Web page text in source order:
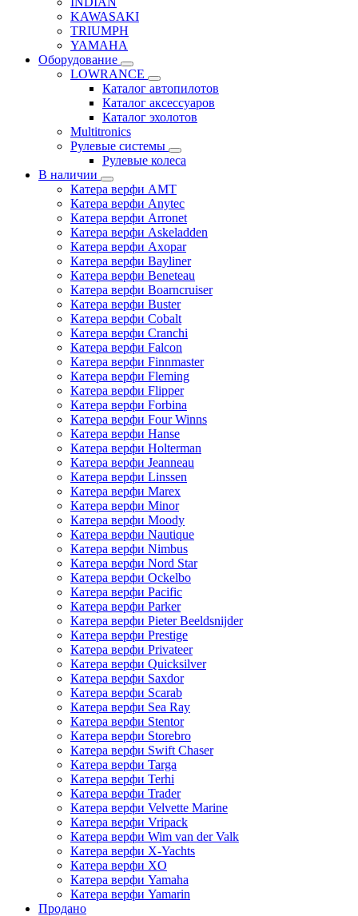
KAWASAKI
TRIUMPH
YAMAHA
Оборудование
LOWRANCE
Каталог автопилотов
Каталог аксессуаров
Каталог эхолотов
Multitronics
Рулевые системы
Рулевые колеса
В наличии
Катера верфи AMT
Катера верфи Anytec
Катера верфи Arronet
Катера верфи Askeladden
Катера верфи Axopar
Катера верфи Bayliner
Катера верфи Beneteau
Катера верфи Boarncruiser
Катера верфи Buster
Катера верфи Cobalt
Катера верфи Cranchi
Катера верфи Falcon
Катера верфи Finnmaster
Катера верфи Fleming
Катера верфи Flipper
Катера верфи Forbina
Катера верфи Four Winns
Катера верфи Hanse
Катера верфи Holterman
Катера верфи Jeanneau
Катера верфи Linssen
Катера верфи Marex
Катера верфи Minor
Катера верфи Moody
Катера верфи Nautique
Катера верфи Nimbus
Катера верфи Nord Star
Катера верфи Ockelbo
Катера верфи Pacific
Катера верфи Parker
Катера верфи Pieter Beeldsnijder
Катера верфи Prestige
Катера верфи Privateer
Катера верфи Quicksilver
Катера верфи Saxdor
Катера верфи Scarab
Катера верфи Sea Ray
Катера верфи Stentor
Катера верфи Storebro
Катера верфи Swift Chaser
Катера верфи Targa
Катера верфи Terhi
Катера верфи Trader
Катера верфи Velvette Marine
Катера верфи Vripack
Катера верфи Wim van der Valk
Катера верфи X-Yachts
Катера верфи XO
Катера верфи Yamaha
Катера верфи Yamarin
Продано